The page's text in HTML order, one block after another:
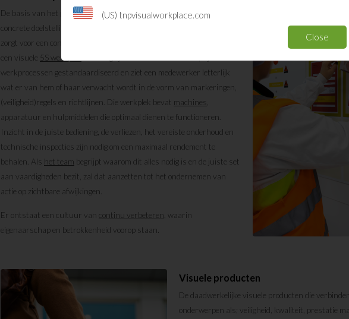
De basis van het prestatie systeem is een gedragen strategie met
concrete doelstellingen. Een transparante
zorgt voor een consistente manier van sturen en verantwoorden. Op
een visuele
5S werkplek
werkprocessen gestandaardiseerd en ziet een medewerker letterlijk
wat er van hem of haar verwacht wordt in de vorm van markeringen,
(veiligheid)regels en richtlijnen. Die werkplek bevat machines
apparatuur en hulpmiddelen die optimaal dienen te functioneren.
Inzicht in de juiste bediening, de verliezen, het vereiste onderhoud en
technische inspecties zijn nodig om een maximaal rendement te
behalen. Als het team begrijpt waarom dit alles nodig is en de juiste set
aan vaardigheden bezit, zal dat aanzetten tot het ondernemen van
actie op zichtbare afwijkingen.
Er ontstaat een cultuur van continu verbeteren , waarin
eigenaarschap en betrokkenheid voorop staan.
Visuele producten
De daadwerkelijke visuele producten die
onderwerpen als; veiligheid, kwaliteit, prestatie
(US) tnpvisualworkplace.com
Close